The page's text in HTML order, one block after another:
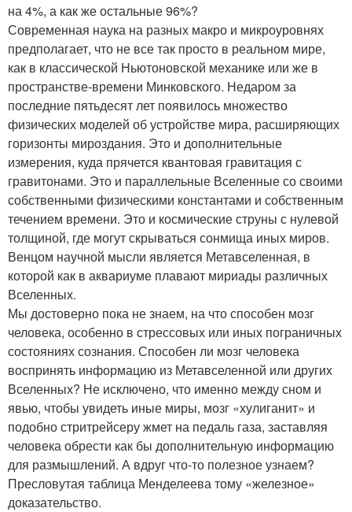
на 4%, а как же остальные 96%?
Современная наука на разных макро и микроуровнях
предполагает, что не все так просто в реальном мире,
как в классической Ньютоновской механике или же в
пространстве-времени Минковского. Недаром за
последние пятьдесят лет появилось множество
физических моделей об устройстве мира, расширяющих
горизонты мироздания. Это и дополнительные
измерения, куда прячется квантовая гравитация с
гравитонами. Это и параллельные Вселенные со своими
собственными физическими константами и собственным
течением времени. Это и космические струны с нулевой
толщиной, где могут скрываться сонмища иных миров.
Венцом научной мысли является Метавселенная, в
которой как в аквариуме плавают мириады различных
Вселенных.
Мы достоверно пока не знаем, на что способен мозг
человека, особенно в стрессовых или иных пограничных
состояниях сознания. Способен ли мозг человека
воспринять информацию из Метавселенной или других
Вселенных? Не исключено, что именно между сном и
явью, чтобы увидеть иные миры, мозг «хулиганит» и
подобно стритрейсеру жмет на педаль газа, заставляя
человека обрести как бы дополнительную информацию
для размышлений. А вдруг что-то полезное узнаем?
Пресловутая таблица Менделеева тому «железное»
доказательство.